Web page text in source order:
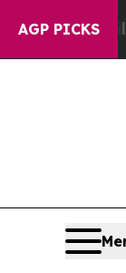
AGP PICKS
Gives